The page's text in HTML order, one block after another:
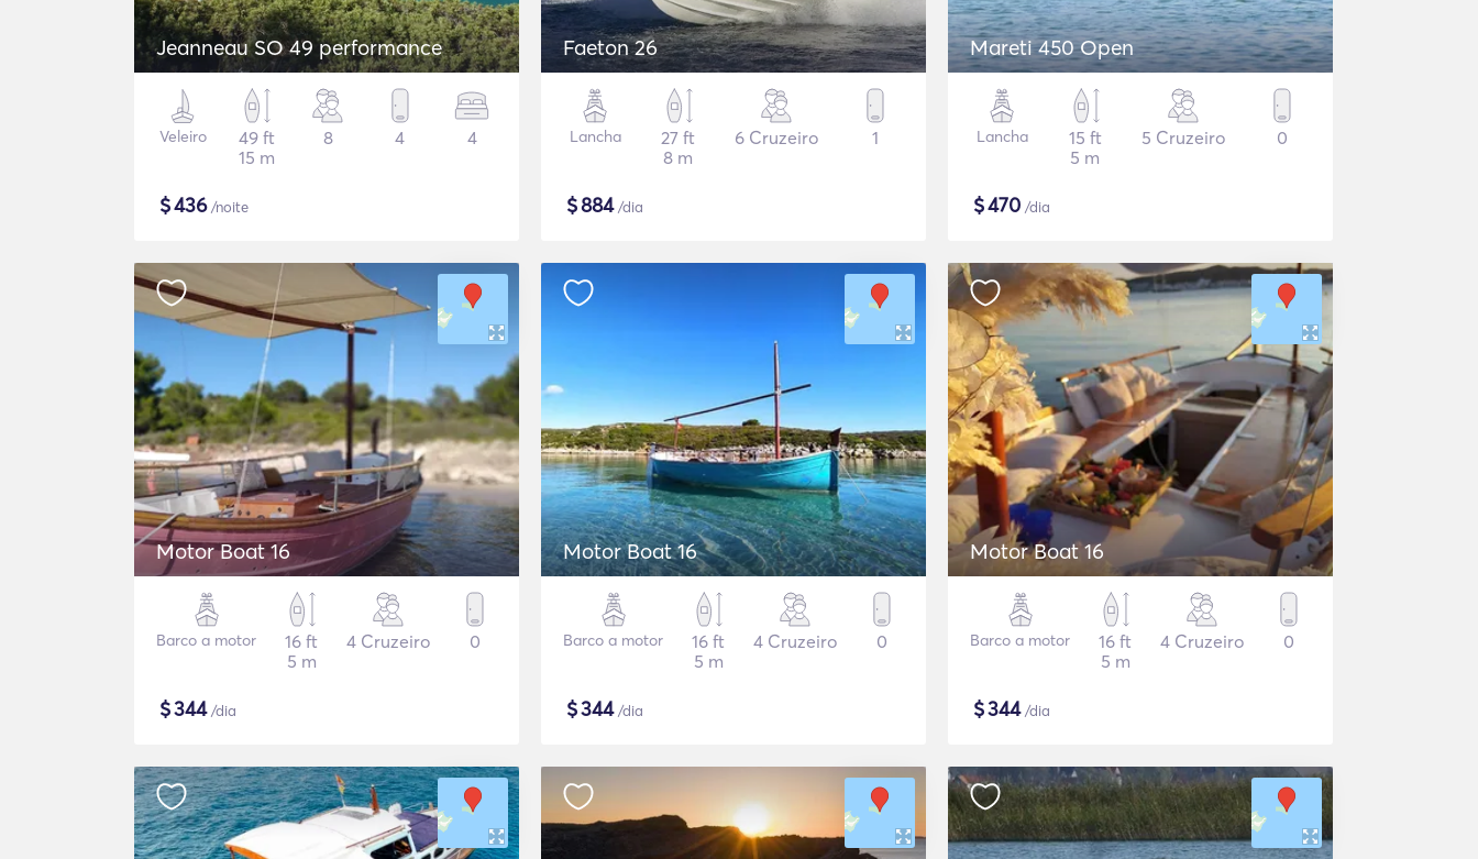
Jeanneau SO 49 performance
Veleiro
49 ft
15 m
8 4 4
$436/noite
Faeton 26
Lancha
27 ft
8 m
6 Cruzeiro 1
$884/dia
Mareti 450 Open
Lancha
15 ft
5 m
5 Cruzeiro 0
$470 /dia
Motor Boat 16
Barco a motor
16 ft
5 m
4 Cruzeiro 0
$344/dia
Motor Boat 16
Barco a motor
16 ft
5 m
4 Cruzeiro 0
$344/dia
Motor Boat 16
Barco a motor
16 ft
5 m
4 Cruzeiro 0
$344/dia